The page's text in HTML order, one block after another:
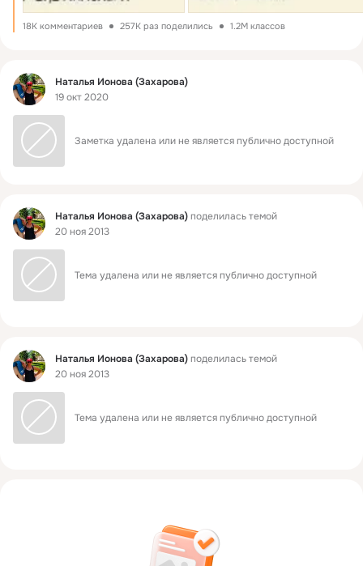
18K комментариев 257K раз поделились 1.2M классов
Фид
Наталья Ионова (Захарова)
19 окт 2020
Заметка удалена или не является публично доступной
Фид Наталья Ионова (Захарова)поделилась темой
20 ноя 2013
Тема удалена или не является публично доступной
Фид Наталья Ионова (Захарова)поделилась темой
20 ноя 2013
Тема удалена или не является публично доступной